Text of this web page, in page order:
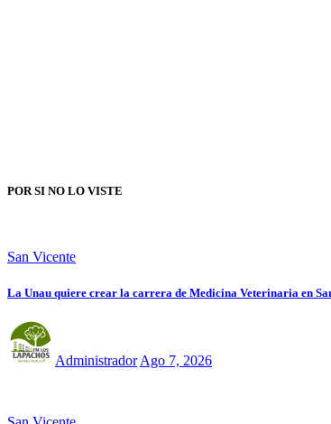
POR SI NO LO VISTE
San Vicente
La Unau quiere crear la carrera de Medicina Veterinaria en
Administrador Ago 7, 2026